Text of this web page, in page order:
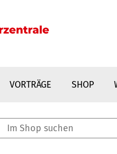
VORTRÄGE SHOP